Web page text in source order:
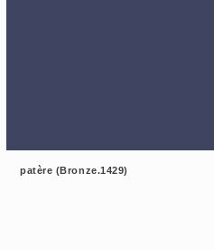
patère (Bronze.1429)